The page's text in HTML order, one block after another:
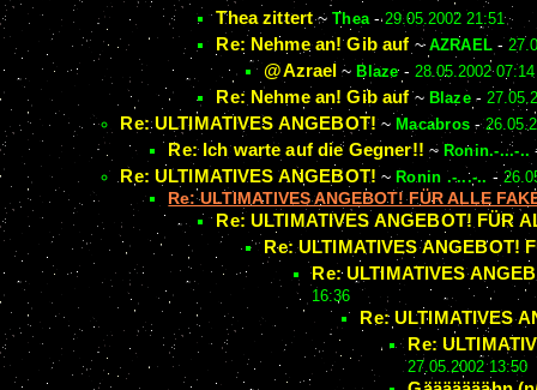
Thea zittert~Thea - 29.05.2002 21:51
Re: Nehme an! Gib auf ~ AZRAEL -
@Azrael ~ Blaze- 28.05.2002 07:14
Re: Nehme an! Gib auf ~ Blaze-
Re: ULTIMATIVES ANGEBOT!~ Macabros -
Re: Ich warte auf die Gegner!! ~ Ronin.-...-..
Re: ULTIMATIVES ANGEBOT! ~ Ronin .-...-.. -
Re: ULTIMATIVES ANGEBOT! FÜR ALLE
Re: ULTIMATIVES ANGEBOT! FÜR
Re: ULTIMATIVES ANGEBOT!
Re: ULTIMATIVES
16:36
Re: ULTIMATIVES
Re:
27.05.2002 13:50